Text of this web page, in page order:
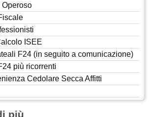
Operoso
ISEE
F24 (in seguito a comunicazione)
più ricorrenti
Cedolare Secca Affitti
più